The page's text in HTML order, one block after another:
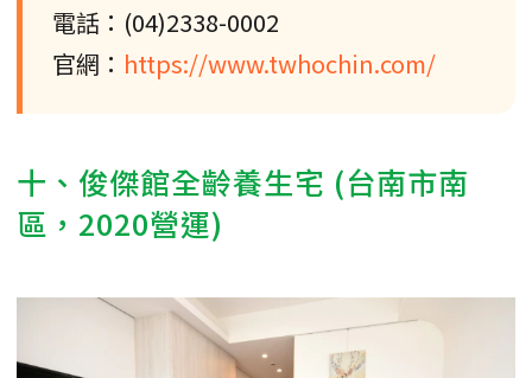
電話：(04)2338-0002
官網： https://www.twhochin.com/
十、俊傑館全齡養生宅 (台南市南
區，2020營運)